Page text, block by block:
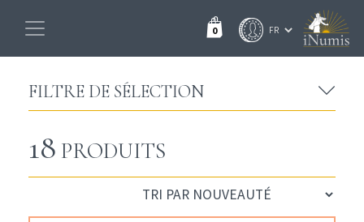
0
FILTRE DE SÉLECTION
18 PRODUITS